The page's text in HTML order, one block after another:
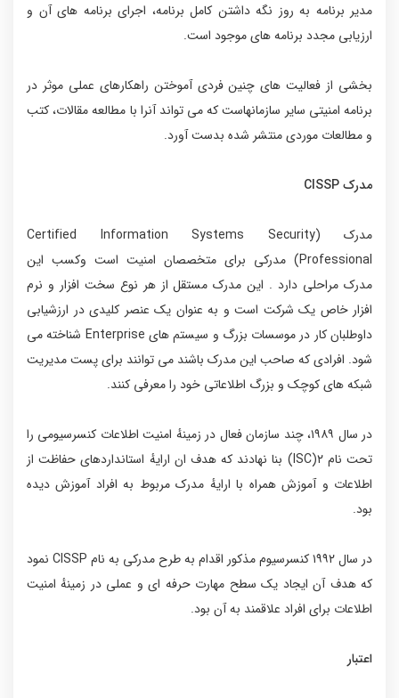
مدیر برنامه به روز نگه داشتن کامل برنامه، اجرای برنامه های آن و
ارزیابی مجدد برنامه های موجود است.
بخشی از فعالیت های چنین فردی آموختن راهکارهای عملی موثر در
برنامه امنیتی سایر سازمانهاست که می تواند آنرا با مطالعه مقالات، کتب
و مطالعات موردی منتشر شده بدست آورد.
مدرک CISSP
مدرک (Certified Information Systems Security
Professional) مدرکی برای متخصصان امنیت است وکسب این
مدرک مراحلی دارد . این مدرک مستقل از هر نوع سخت افزار و نرم
افزار خاص یک شرکت است و به عنوان یک عنصر کلیدی در ارزشیابی
داوطلبان کار در موسسات بزرگ و سیستم های Enterprise شناخته می
شود. افرادی که صاحب این مدرک باشند می توانند برای پست مدیریت
شبکه های کوچک و بزرگ اطلاعاتی خود را معرفی کنند.
در سال ۱۹۸۹، چند سازمان فعال در زمینهٔ امنیت اطلاعات کنسرسیومی را
تحت نام ۲(ISC) بنا نهادند که هدف ان ارایهٔ استانداردهای حفاظت از
اطلاعات و آموزش همراه با ارایهٔ مدرک مربوط به افراد آموزش دیده
بود.
در سال ۱۹۹۲ کنسرسیوم مذکور اقدام به طرح مدرکی به نام CISSP نمود
که هدف آن ایجاد یک سطح مهارت حرفه ای و عملی در زمینهٔ امنیت
اطلاعات برای افراد علاقمند به آن بود.
اعتبار